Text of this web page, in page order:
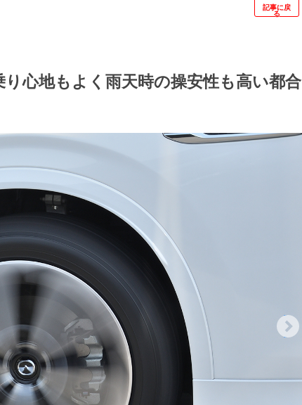
記事に戻
る
心地もよく雨天時の操安性も高い都合